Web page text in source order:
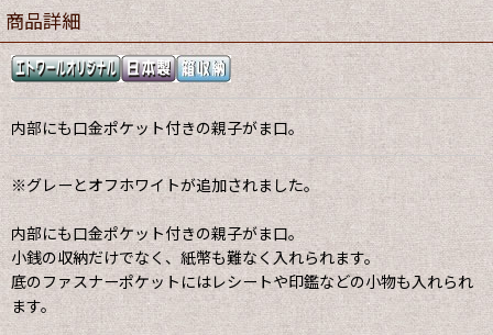
商品詳細
内部にも口金ポケット付きの親子がま口。
※グレーとオフホワイトが追加されました。
内部にも口金ポケット付きの親子がま口。
小銭の収納だけでなく、紙幣も難なく入れられます。
底のファスナーポケットにはレシートや印鑑などの小物も入れられ
ます。